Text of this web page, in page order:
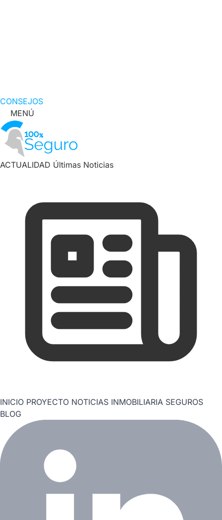
CONSEJOS
MENÚ
ACTUALIDAD Últimas Noticias
INICIO PROYECTO NOTICIAS INMOBILIARIA SEGUROS
BLOG